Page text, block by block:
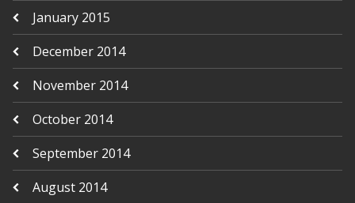
January 2015
December 2014
November 2014
October 2014
September 2014
August 2014